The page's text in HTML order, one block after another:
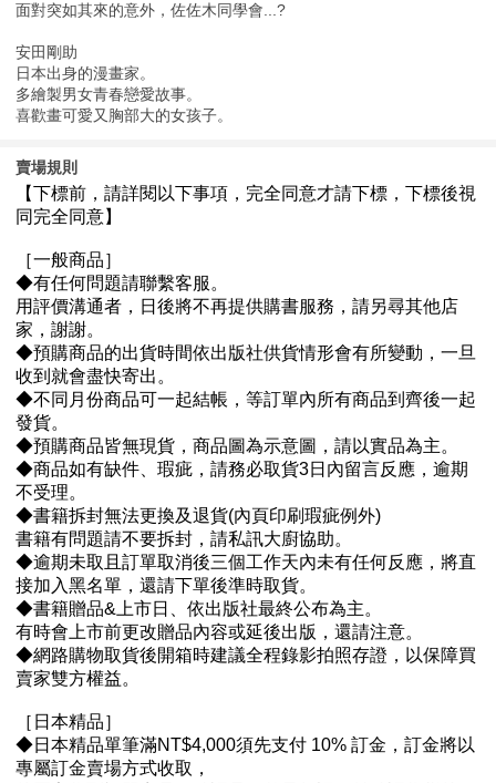
面對突如其來的意外，佐佐木同學會...?
安田剛助
日本出身的漫畫家。
多繪製男女青春戀愛故事。
喜歡畫可愛又胸部大的女孩子。
賣場規則